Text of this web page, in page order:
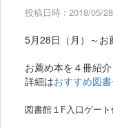
投稿日時 : 2018/05/28
5月28日（月）～お
お薦め本を４冊紹介
詳細はおすすめ図
図書館１F入口ゲート